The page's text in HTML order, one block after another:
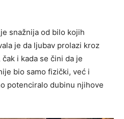
snažnija od bilo kojih
je da ljubav prolazi kroz
i kada se čini da je
bio samo fizički, već i
potenciralo dubinu njihove